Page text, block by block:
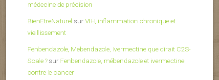
médecine de précision
BienEtreNaturel surVIH, inflammation chronique et
vieillissement
Fenbendazole, Mebendazole, Ivermectine que dirait C2S-
Scale ?sur Fenbendazole, mébendazole et ivermectine
contre le cancer